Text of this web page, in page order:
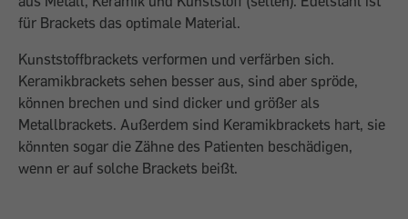
für Brackets das optimale Material.
Kunststoffbrackets verformen und verfärben sich.
Keramikbrackets sehen besser aus, sind aber spröde,
können brechen und sind dicker und größer als
Metallbrackets. Außerdem sind Keramikbrackets hart, sie
könnten sogar die Zähne des Patienten beschädigen,
wenn er auf solche Brackets beißt.